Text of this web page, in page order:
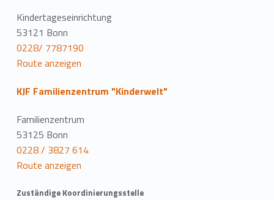
Kindertageseinrichtung
53121 Bonn
0228/ 7787190
Route anzeigen
KJF Familienzentrum "Kinderwelt"
Familienzentrum
53125 Bonn
0228 / 3827 614
Route anzeigen
Zuständige Koordinierungsstelle